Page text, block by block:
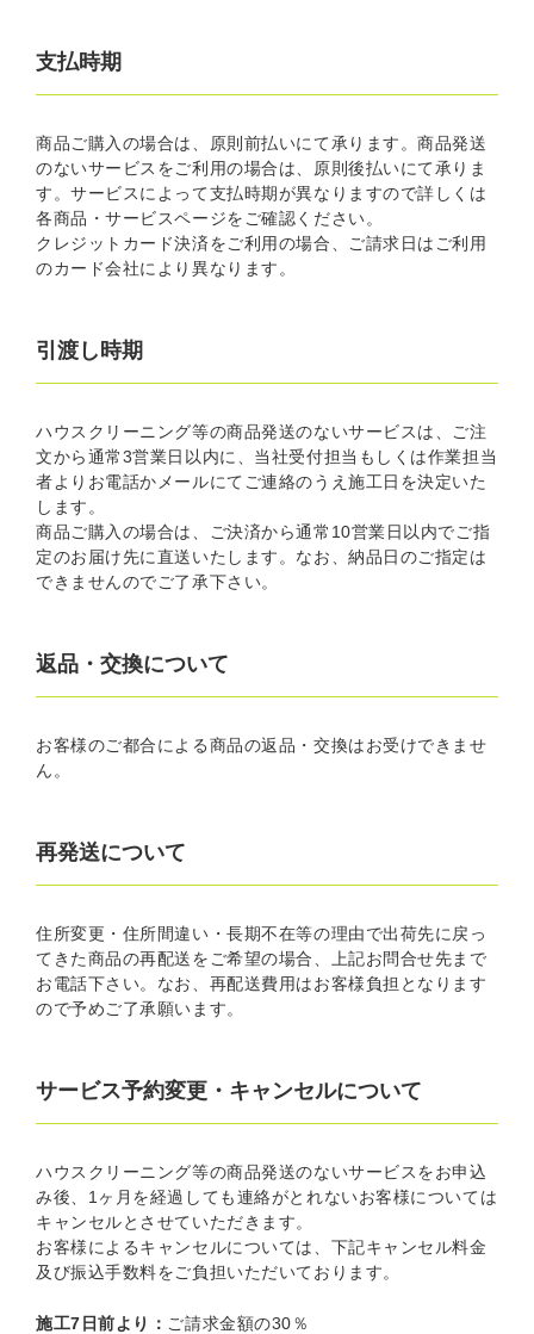
支払時期
商品ご購入の場合は、原則前払いにて承ります。商品発送
のないサービスをご利用の場合は、原則後払いにて承りま
す。サービスによって支払時期が異なりますので詳しくは
各商品・サービスページをご確認ください。
クレジットカード決済をご利用の場合、ご請求日はご利用
のカード会社により異なります。
引渡し時期
ハウスクリーニング等の商品発送のないサービスは、ご注
文から通常3営業日以内に、当社受付担当もしくは作業担当
者よりお電話かメールにてご連絡のうえ施工日を決定いた
します。
商品ご購入の場合は、ご決済から通常10営業日以内でご指
定のお届け先に直送いたします。なお、納品日のご指定は
できませんのでご了承下さい。
返品・交換について
お客様のご都合による商品の返品・交換はお受けできませ
ん。
再発送について
住所変更・住所間違い・長期不在等の理由で出荷先に戻っ
てきた商品の再配送をご希望の場合、上記お問合せ先まで
お電話下さい。なお、再配送費用はお客様負担となります
ので予めご了承願います。
サービス予約変更・キャンセルについて
ハウスクリーニング等の商品発送のないサービスをお申込
み後、1ヶ月を経過しても連絡がとれないお客様については
キャンセルとさせていただきます。
お客様によるキャンセルについては、下記キャンセル料金
及び振込手数料をご負担いただいております。
施工7日前より： ご請求金額の30％